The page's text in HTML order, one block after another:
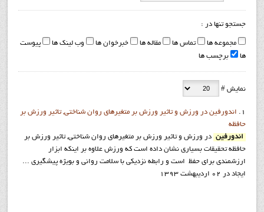
جستجو تنها در :
مجموعه ها تماس ها مقاله ها خبرخوان ها وب لینک ها
پیوست
ها
برچسب ها
نمایش #
1.
اندورفین در ورزش و تاثیر ورزش بر متغیرهای روان شناختی, تاثیر ورزش بر
حافظه
اندورفین در ورزش و تاثیر ورزش بر متغیرهای روان شناختی, تاثیر ورزش بر
حافظه تحقیقات بسیاری نشان داده است که ورزش علاوه بر اینکه ابزار
ارزشمندی برای حفظ است و رابطه نزدیکی با سلامت روانی و بویژه پیشگیری ...
ایجاد در 02 ارديبهشت 1393